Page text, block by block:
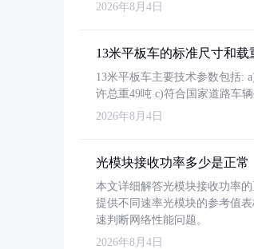
2026年8月4日
13米平板车的标准尺寸和载
13米平板车主要技术参数包括:
许总重49吨 c)符合国家道路车
2026年8月4日
光模块接收功率多少是正常
本文详细解答光模块接收功率
提供不同速率光模块的参考值
速判断网络性能问题。
2026年8月4日